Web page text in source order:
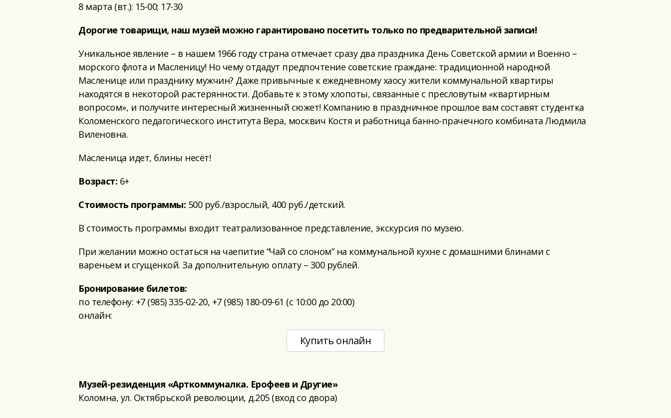
8 марта (вт.): 15-00; 17-30
Дорогие товарищи, наш музей можно гарантировано посетить только по предварительной записи!
Уникальное явление – в нашем 1966 году страна отмечает сразу два праздника День Советской армии и Военно –
морского флота и Масленицу! Но чему отдадут предпочтение советские граждане: традиционной народной
Масленице или празднику мужчин? Даже привычные к ежедневному хаосу жители коммунальной квартиры
находятся в некоторой растерянности. Добавьте к этому хлопоты, связанные с пресловутым «квартирным
вопросом», и получите интересный жизненный сюжет! Компанию в праздничное прошлое вам составят студентка
Коломенского педагогического института Вера, москвич Костя и работница банно-прачечного комбината Людмила
Виленовна.
Масленица идет, блины несёт!
Возраст: 6+
Стоимость программы: 500 руб./взрослый, 400 руб./детский.
В стоимость программы входит театрализованное представление, экскурсия по музею.
При желании можно остаться на чаепитие “Чай со слоном” на коммунальной кухне с домашними блинами с
вареньем и сгущенкой. За дополнительную оплату – 300 рублей.
Бронирование билетов:
по телефону: +7 (985) 335-02-20, +7 (985) 180-09-61 (с 10:00 до 20:00)
онлайн:
Купить онлайн
Музей-резиденция «Арткоммуналка. Ерофеев и Другие»
Коломна, ул. Октябрьской революции, д.205 (вход со двора)